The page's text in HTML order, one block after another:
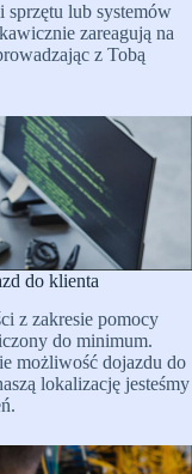
sprzętu lub systemów
zareagują na
z Tobą
do klienta
z zakresie pomocy
do minimum.
możliwość dojazdu do
lokalizację jesteśmy